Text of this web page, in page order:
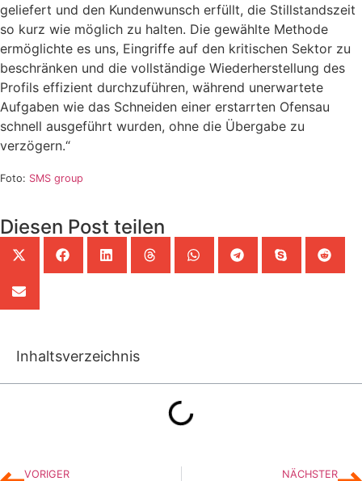
geliefert und den Kundenwunsch erfüllt, die Stillstandszeit
so kurz wie möglich zu halten. Die gewählte Methode
ermöglichte es uns, Eingriffe auf den kritischen Sektor zu
beschränken und die vollständige Wiederherstellung des
Profils effizient durchzuführen, während unerwartete
Aufgaben wie das Schneiden einer erstarrten Ofensau
schnell ausgeführt wurden, ohne die Übergabe zu
verzögern.“
Foto: SMS group
Diesen Post teilen
Inhaltsverzeichnis
VORIGER NÄCHSTER